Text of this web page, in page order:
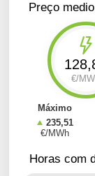
Preço
€/
Máximo
235,51
€/MWh
Horas com